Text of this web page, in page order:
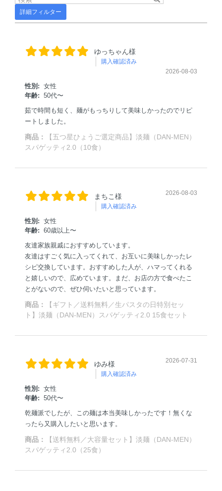
詳細フィルター
ゆっちゃん様
購入確認済み
2026-08-03
性別: 女性
年齢: 50代〜
茹で時間も短く、麺がもっちりして美味しかったのでリピ
ートしました。
商品：
【五つ星ひょうご選定商品】淡麺（DAN-MEN）
スパゲッティ2.0（10食）
まちこ様
購入確認済み
2026-08-03
性別: 女性
年齢: 60歳以上〜
友達家族親戚におすすめしています。
友達はすごく気に入ってくれて、お互いに美味しかったレ
シピ交換しています。おすすめした人が、ハマってくれる
と嬉しいので、広めています。まだ、お店の方で食べたこ
とがないので、ぜひ伺いたいと思っています。
商品：
【ギフト／送料無料／生パスタの日特別セッ
ト】淡麺（DAN-MEN）スパゲッティ2.0 15食セット
ゆみ様
購入確認済み
2026-07-31
性別: 女性
年齢: 50代〜
乾麺派でしたが、この麺は本当美味しかったです！無くな
ったら又購入したいと思います。
商品：
【送料無料／大容量セット】淡麺（DAN-MEN）
スパゲッティ2.0（25食）